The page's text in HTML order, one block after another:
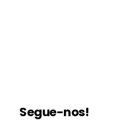
Segue-nos!